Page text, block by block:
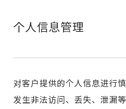
个人信息管理
对客户提供的个人信息进行
发生非法访问、丢失、泄漏等